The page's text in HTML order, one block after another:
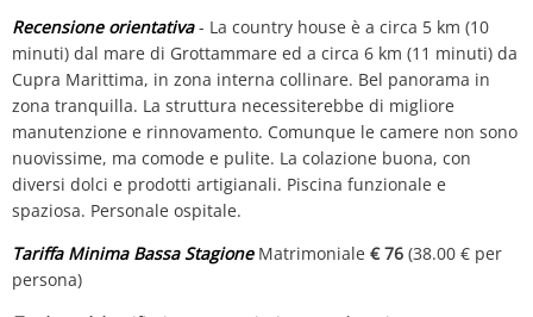
Recensione orientativa- La country house è a circa 5 km (10
minuti) dal mare di Grottammare ed a circa 6 km (11 minuti) da
Cupra Marittima, in zona interna collinare. Bel panorama in
zona tranquilla. La struttura necessiterebbe di migliore
manutenzione e rinnovamento. Comunque le camere non sono
nuovissime, ma comode e pulite. La colazione buona, con
diversi dolci e prodotti artigianali. Piscina funzionale e
spaziosa. Personale ospitale.
Tariffa Minima Bassa StagioneMatrimoniale € 76 (38.00 € per
persona)